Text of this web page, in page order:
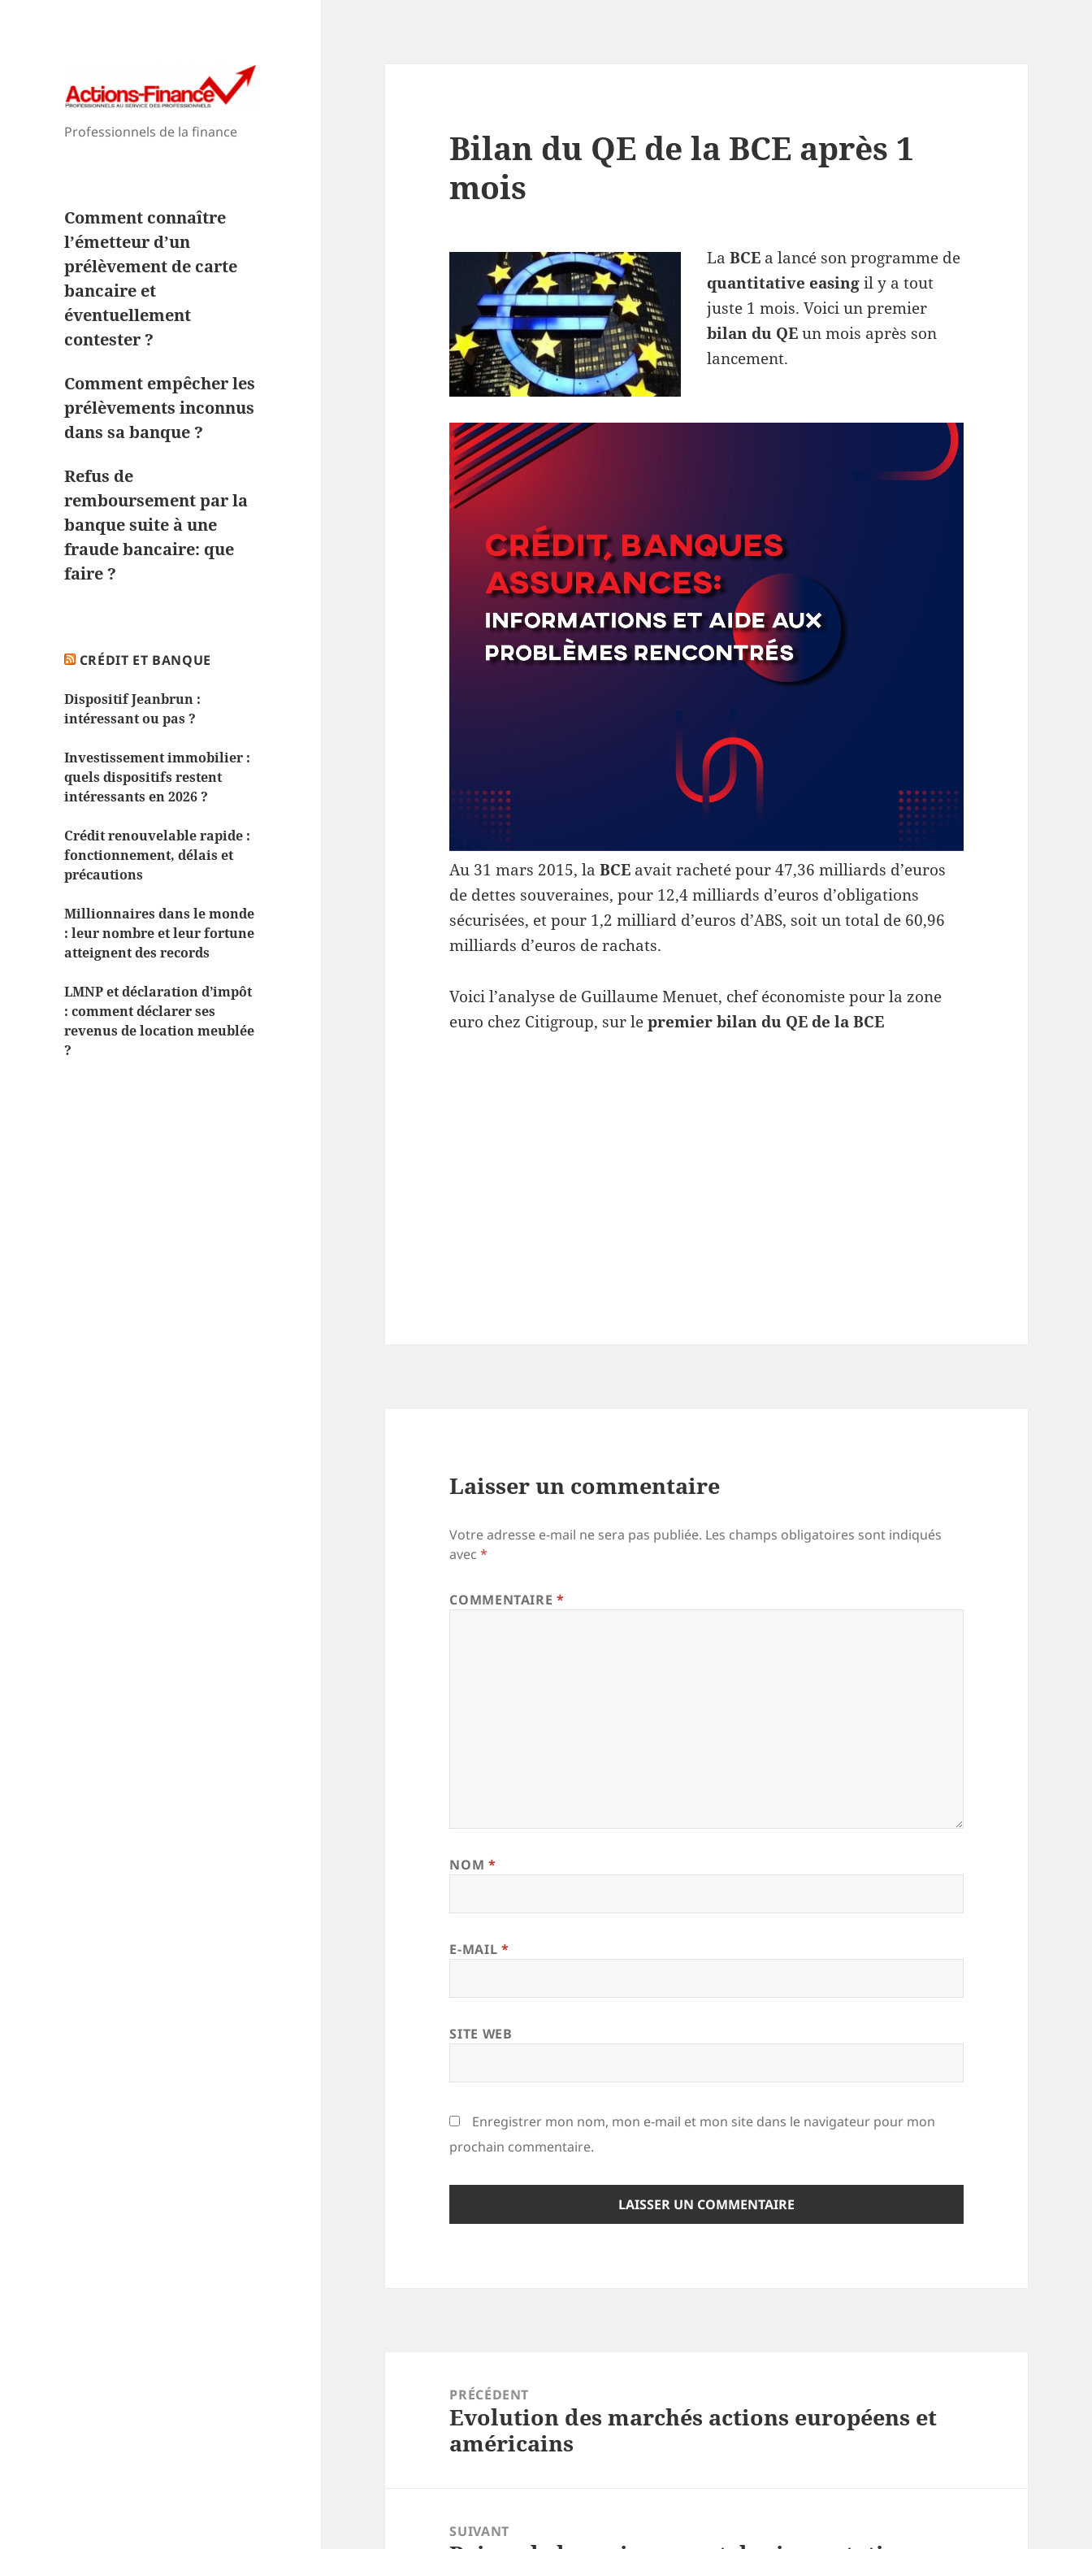
Professionnels de la finance
Comment connaître
l’émetteur d’un
prélèvement de carte
bancaire et
éventuellement
contester ?
Comment empêcher les
prélèvements inconnus
dans sa banque ?
Refus de
remboursement par la
banque suite à une
fraude bancaire: que
faire ?
CRÉDIT ET BANQUE
Dispositif Jeanbrun :
intéressant ou pas ?
Investissement immobilier :
quels dispositifs restent
intéressants en 2026 ?
Crédit renouvelable rapide :
fonctionnement, délais et
précautions
Millionnaires dans le monde
: leur nombre et leur fortune
atteignent des records
LMNP et déclaration d’impôt
: comment déclarer ses
revenus de location meublée
?
Bilan du QE de la BCE après 1
mois
LaBCE a lancé son programme de
quantitative easingil y a tout
juste 1 mois. Voici un premier
bilan du QEun mois après son
lancement.
Au 31 mars 2015, laBCE avait racheté pour 47,36 milliards d’euros
de dettes souveraines, pour 12,4 milliards d’euros d’obligations
sécurisées, et pour 1,2 milliard d’euros d’ABS, soit un total de 60,96
milliards d’euros de rachats.
Voici l’analyse de Guillaume Menuet, chef économiste pour la zone
euro chez Citigroup, sur lepremier bilan du QE de la BCE
Laisser un commentaire
Votre adresse e-mail ne sera pas publiée. Les champs obligatoires sont indiqués
avec*
COMMENTAIRE*
NOM *
E-MAIL *
SITE WEB
Enregistrer mon nom, mon e-mail et mon site dans le navigateur pour mon
prochain commentaire.
PRÉCÉDENT
Article
précédent :
Evolution des marchés actions européens et
américains
SUIVANT